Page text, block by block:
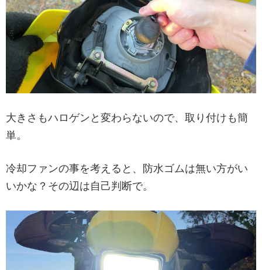
大きさもハロゲンと変わらないので、取り付けも簡
単。
冷却ファンの事を考えると、防水ゴムは無い方がい
いかな？その辺は自己判断で。